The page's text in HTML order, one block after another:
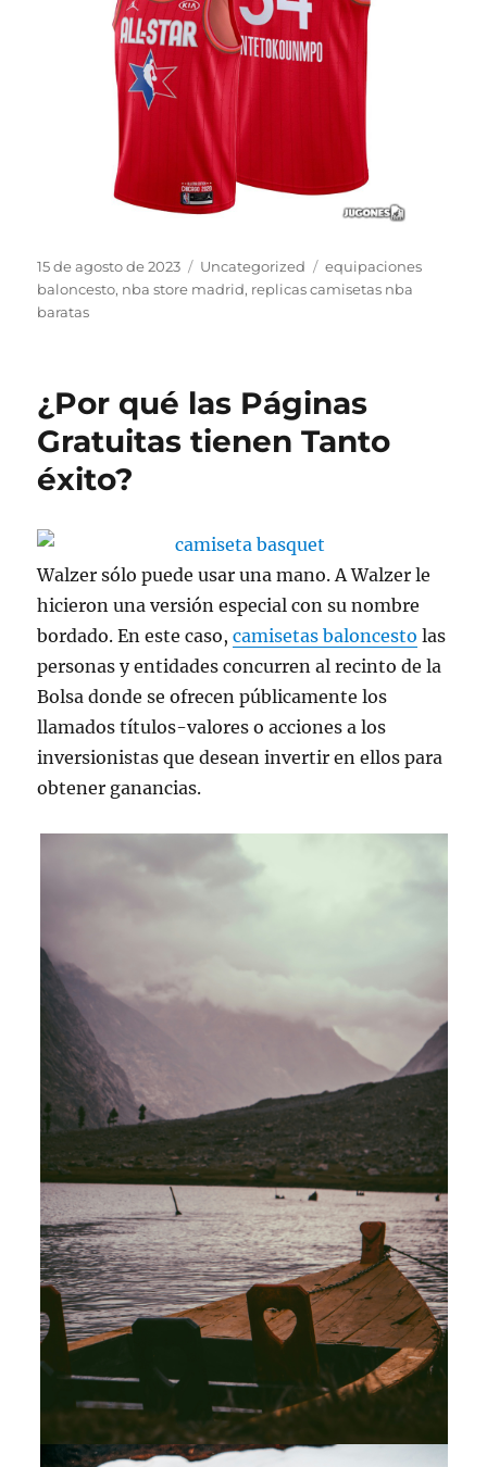
Publicado
el
15 de agosto de 2023 Categorías
Uncategorized Etiquetas
equipaciones
baloncesto, nba store madrid, replicas camisetas nba
baratas
¿Por qué las Páginas
Gratuitas tienen Tanto
éxito?
Walzer sólo puede usar una mano. A Walzer le
hicieron una versión especial con su nombre
bordado. En este caso,camisetas baloncesto las
personas y entidades concurren al recinto de la
Bolsa donde se ofrecen públicamente los
llamados títulos-valores o acciones a los
inversionistas que desean invertir en ellos para
obtener ganancias.